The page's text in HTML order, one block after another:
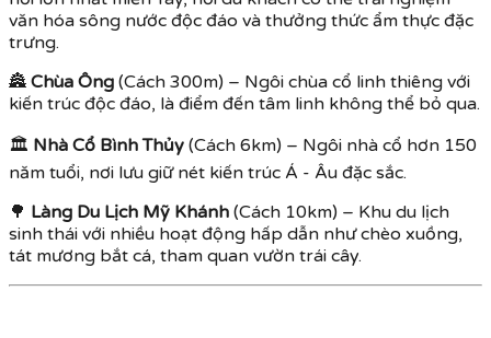
văn hóa sông nước độc đáo và thưởng thức ẩm thực đặc
trưng.
🏯 Chùa Ông (Cách 300m) – Ngôi chùa cổ linh thiêng với
kiến trúc độc đáo, là điểm đến tâm linh không thể bỏ qua.
🏛 Nhà Cổ Bình Thủy (Cách 6km) – Ngôi nhà cổ hơn 150
năm tuổi, nơi lưu giữ nét kiến trúc Á - Âu đặc sắc.
🌳 Làng Du Lịch Mỹ Khánh (Cách 10km) – Khu du lịch
sinh thái với nhiều hoạt động hấp dẫn như chèo xuồng,
tát mương bắt cá, tham quan vườn trái cây.